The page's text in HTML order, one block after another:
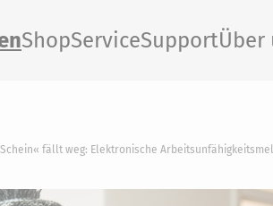
ShopServiceSupportÜber
fällt weg: Elektronische